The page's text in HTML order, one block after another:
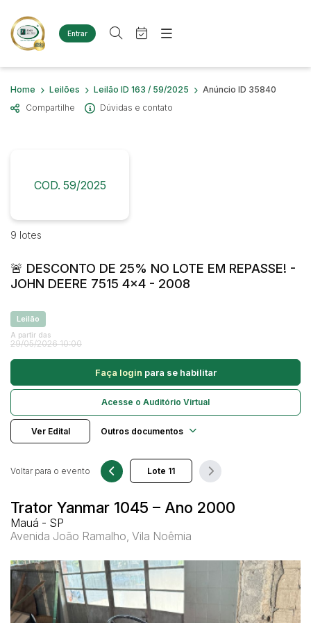
Entrar
Criar conta Entrar
Site
Agenda
Quem Somos
Diversos
Imóveis
Terreno
Sucata Ferrosa
Veículos
Caminhonetes
Carros
Máquina Varredeira
Motos
SUV
Busca por palavra-chave
Bairro
Judiciais Extrajudiciais
Faixa de valor
Quem Somos
Home Leilões Leilão ID 163 / 59/2025
Anúncio ID 35840
Compartilhe
Dúvidas e contato
COD. 59/2025
9 lotes
🚨 DESCONTO DE 25% NO LOTE EM REPASSE! -
JOHN DEERE 7515 4x4 - 2008
Leilão
A partir das
29/05/2026 10:00
Faça login para se habilitar
Acesse o Auditório Virtual
Ver Edital Outros documentos
Trator Yanmar 1045 – Ano 2000
Mauá - SP
Avenida João Ramalho, Vila Noêmia
Voltar para o evento